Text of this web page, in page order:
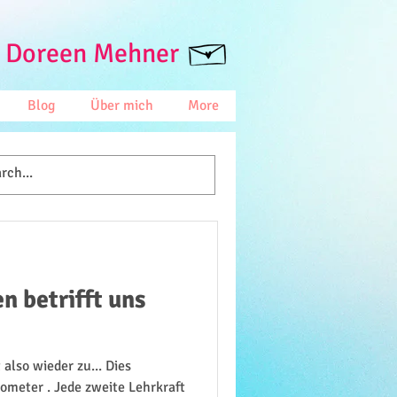
Mehner
Blog Über mich More
betrifft uns
wieder zu... Dies
. Jede zweite Lehrkraft